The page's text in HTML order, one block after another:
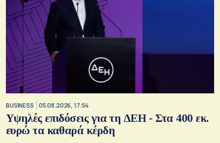
BUSINESS 05.08.2026, 17:54
Υψηλές επιδόσεις για τη ΔΕΗ - Στα 400 εκ.
ευρώ τα καθαρά κέρδη